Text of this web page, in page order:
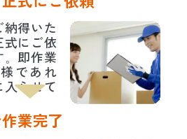
納得いた
式にご依
。即作業
であれ
入らせて
業完了